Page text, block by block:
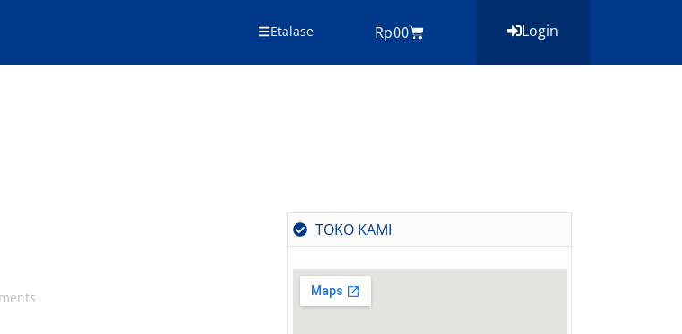
Etalase Rp00
Cart Login
TOKO KAMI